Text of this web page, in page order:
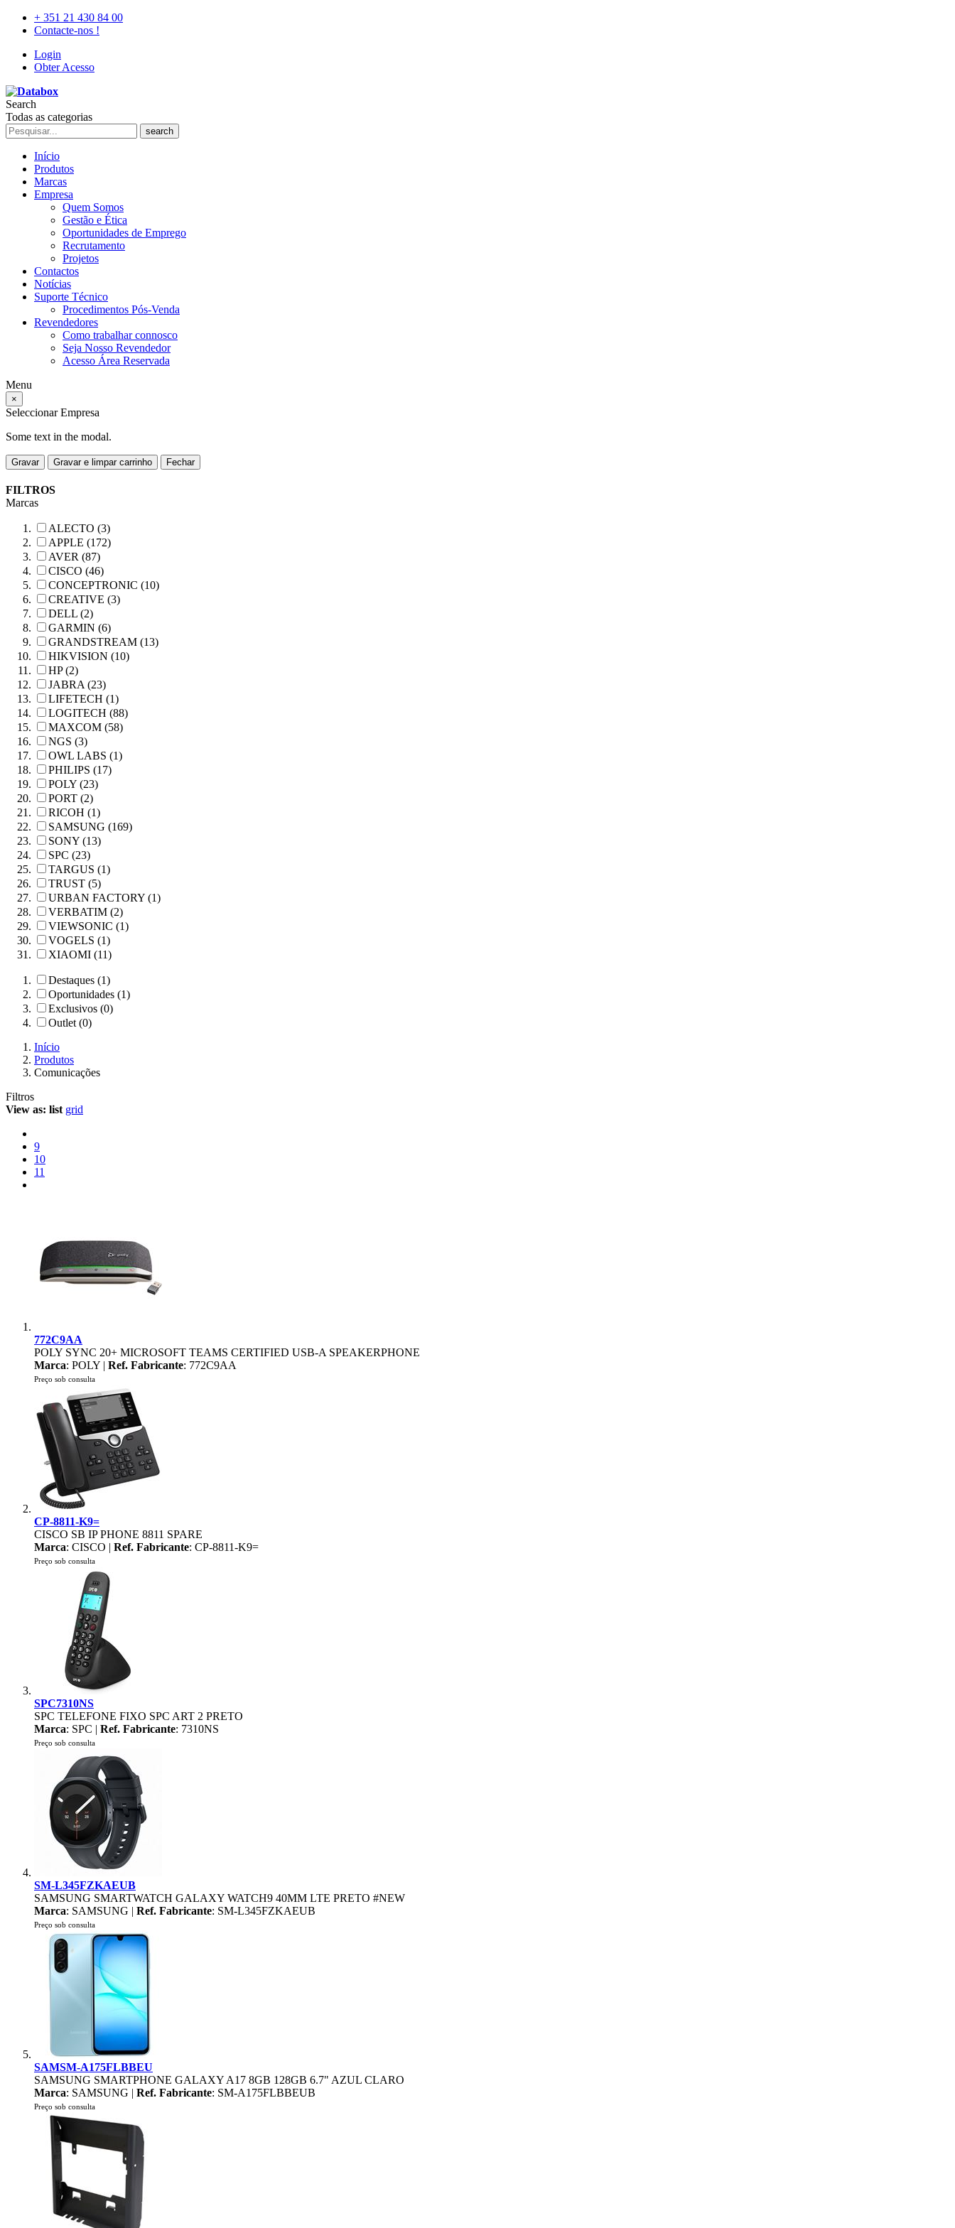
+ 351 21 430 84 00
Contacte-nos !
Login
Obter Acesso
Search
Todas as categorias
search
Início
Produtos
Marcas
Empresa
Quem Somos
Gestão e Ética
Oportunidades de Emprego
Recrutamento
Projetos
Contactos
Notícias
Suporte Técnico
Procedimentos Pós-Venda
Revendedores
Como trabalhar connosco
Seja Nosso Revendedor
Acesso Área Reservada
Menu
×
Seleccionar Empresa
Some text in the modal.
Gravar Gravar e limpar carrinho Fechar
FILTROS
Marcas
ALECTO (3)
APPLE (172)
AVER (87)
CISCO (46)
CONCEPTRONIC (10)
CREATIVE (3)
DELL (2)
GARMIN (6)
GRANDSTREAM (13)
HIKVISION (10)
HP (2)
JABRA (23)
LIFETECH (1)
LOGITECH (88)
MAXCOM (58)
NGS (3)
OWL LABS (1)
PHILIPS (17)
POLY (23)
PORT (2)
RICOH (1)
SAMSUNG (169)
SONY (13)
SPC (23)
TARGUS (1)
TRUST (5)
URBAN FACTORY (1)
VERBATIM (2)
VIEWSONIC (1)
VOGELS (1)
XIAOMI (11)
Destaques (1)
Oportunidades (1)
Exclusivos (0)
Outlet (0)
Início
Produtos
Comunicações
Filtros
View as: list grid
9
10
11
772C9AA
POLY SYNC 20+ MICROSOFT TEAMS CERTIFIED USB-A SPEAKERPHONE
Marca: POLY | Ref. Fabricante: 772C9AA
Preço sob consulta
CP-8811-K9=
CISCO SB IP PHONE 8811 SPARE
Marca: CISCO | Ref. Fabricante: CP-8811-K9=
Preço sob consulta
SPC7310NS
SPC TELEFONE FIXO SPC ART 2 PRETO
Marca: SPC | Ref. Fabricante: 7310NS
Preço sob consulta
SM-L345FZKAEUB
SAMSUNG SMARTWATCH GALAXY WATCH9 40MM LTE PRETO #NEW
Marca: SAMSUNG | Ref. Fabricante: SM-L345FZKAEUB
Preço sob consulta
SAMSM-A175FLBBEU
SAMSUNG SMARTPHONE GALAXY A17 8GB 128GB 6.7" AZUL CLARO
Marca: SAMSUNG | Ref. Fabricante: SM-A175FLBBEUB
Preço sob consulta